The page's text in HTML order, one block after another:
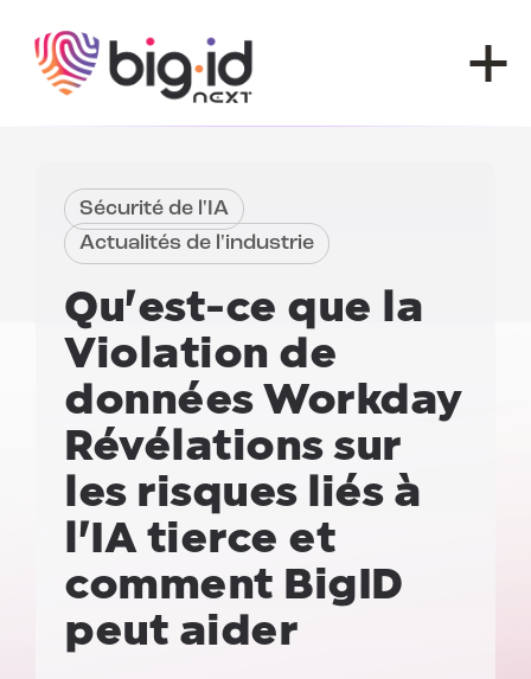
Sécurité de l'IA
Actualités de l'industrie
Qu'est-ce que la
Violation de
données Workday
Révélations sur
les risques liés à
l'IA tierce et
comment BigID
peut aider